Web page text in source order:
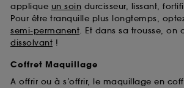
applique un soin durcisseur, lissant,
Pour être tranquille plus longtemps,
semi-permanent. Et dans sa trousse, on
dissolvant !
Coffret Maquillage
A offrir ou à s’offrir, le maquillage en